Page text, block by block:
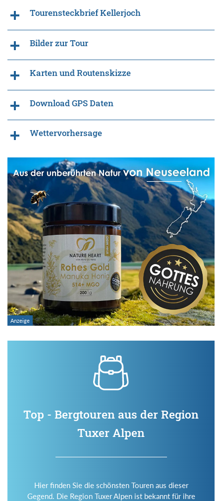
Tourensteckbrief Kellerjoch
Bilder zur Tour
Karten und Routenskizze
Download GPS Daten
Wettervorhersage
Top - Bergtouren aus der Region
Tuxer Alpen
Hier finden Sie die schönsten Touren aus dieser
Gegend. Die Region Tuxer Alpen ist bekannt für ihre